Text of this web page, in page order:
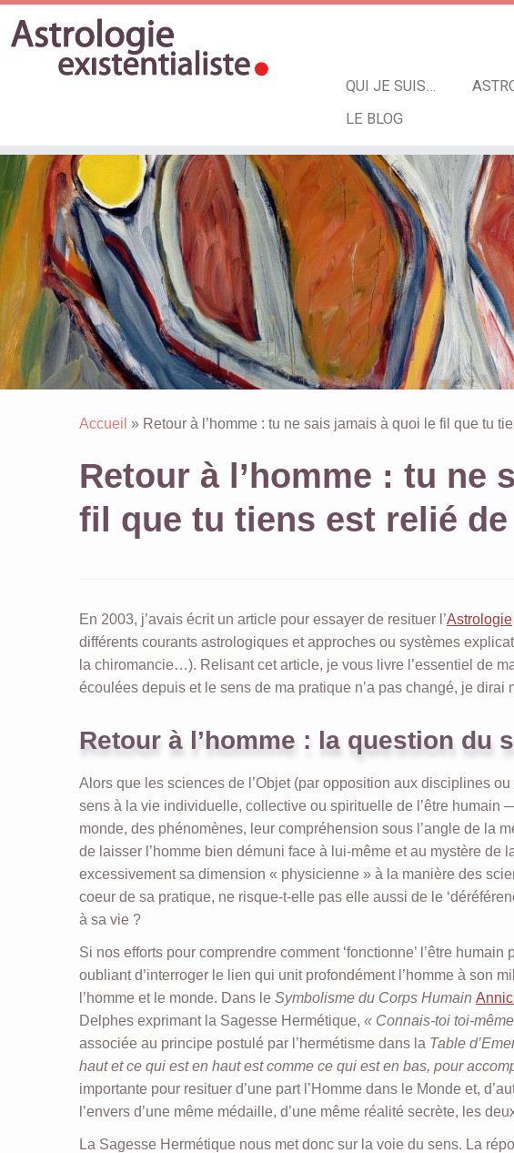
Skip
to
content
QUI JE SUIS…
LE BLOG
Accueil » Retour à l’homme : tu ne sais jamais à quoi le fil que tu
Retour à l’homme : tu ne
fil que tu tiens est relié de
En 2003, j’avais écrit un article pour essayer de resituer l’Astrologie
différents courants astrologiques et approches ou systèmes
la chiromancie…). Relisant cet article, je vous livre l’essentiel de
écoulées depuis et le sens de ma pratique n’a pas changé, je dirai
Retour à l’homme : la question du
Alors que les sciences de l’Objet (par opposition aux disciplines
sens à la vie individuelle, collective ou spirituelle de l’être
monde, des phénomènes, leur compréhension sous l’angle de la
de laisser l’homme bien démuni face à lui-même et au mystère de
excessivement sa dimension « physicienne » à la manière des
coeur de sa pratique, ne risque-t-elle pas elle aussi de le
à sa vie ?
Si nos efforts pour comprendre comment ‘fonctionne’ l’être
oubliant d’interroger le lien qui unit profondément l’homme à son
l’homme et le monde. Dans le Symbolisme du Corps Humain
Delphes exprimant la Sagesse Hermétique, « Connais-toi toi-
associée au principe postulé par l’hermétisme dans la Table
haut et ce qui est en haut est comme ce qui est en bas, pour
importante pour resituer d’une part l’Homme dans le Monde et,
l’envers d’une même médaille, d’une même réalité secrète, les
La Sagesse Hermétique nous met donc sur la voie du sens. La